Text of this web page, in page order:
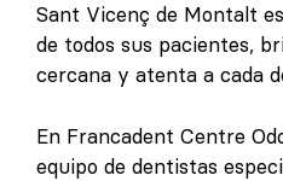
Sant Vicenç de Montalt
de todos sus pacientes,
cercana y atenta a cada
En Francadent Centre
equipo de dentistas